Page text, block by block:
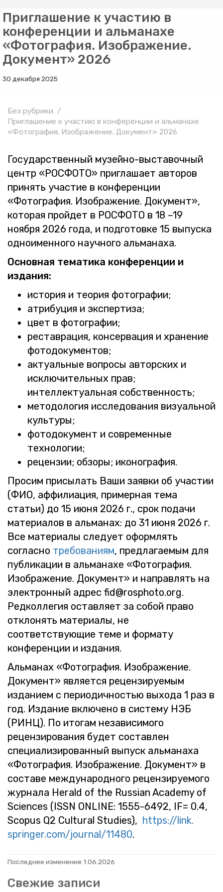
Приглашение к участию в
конференции и альманахе
«Фотография. Изображение.
Документ» 2026
30 декабря 2025
Без рубрики
Приглашение к участию в конференции и альманахе
«Фотография. Изображение. Документ» 2026
Го­су­дар­ствен­ный му­зей­но-вы­ста­воч­ный
центр «РОС­ФО­ТО» при­гла­ша­ет ав­то­ров
при­нять уча­стие в кон­фе­рен­ции
«Фо­то­гра­фия. Изоб­ра­же­ние. До­ку­мент»,
ко­то­рая прой­дет в РОС­ФО­ТО в 18 –19
но­яб­ря 2026 года, и под­го­тов­ке 15 вы­пус­ка
од­но­имен­но­го на­уч­но­го аль­ма­на­ха.
Ос­нов­ная те­ма­ти­ка кон­фе­рен­ции и
из­да­ния:
ис­то­рия и тео­рия фо­то­гра­фии;
ат­ри­бу­ция и экс­пер­ти­за;
цвет в фо­то­гра­фии;
ре­став­ра­ция, кон­сер­ва­ция и хра­не­ние
фо­то­до­ку­мен­тов;
ак­ту­аль­ные во­про­сы ав­тор­ских и
ис­клю­чи­тель­ных прав;
ин­тел­лек­ту­аль­ная соб­ствен­ность;
ме­то­до­ло­гия ис­сле­до­ва­ния ви­зу­аль­ной
куль­ту­ры;
фо­то­до­ку­мент и со­вре­мен­ные
тех­но­ло­гии;
ре­цен­зии; об­зо­ры; ико­но­гра­фия.
Про­сим при­сы­лать Ваши за­яв­ки об уча­стии
(ФИО, аф­фи­ли­а­ция, при­мер­ная тема
ста­тьи) до 15 июня 2026 г., срок по­да­чи
ма­те­ри­а­лов в аль­ма­нах: до 31 июня 2026 г.
Все ма­те­ри­а­лы сле­ду­ет оформ­лять
со­глас­но тре­бо­ва­ни­ям, пред­ла­га­е­мым для
пуб­ли­ка­ции в аль­ма­на­хе «Фо­то­гра­фия.
Изоб­ра­же­ние. До­ку­мент» и на­прав­лять на
элек­трон­ный адрес fid@​rosphoto.​org.
Ред­кол­ле­гия остав­ля­ет за собой право
от­кло­нять ма­те­ри­а­лы, не
со­от­вет­ству­ю­щие теме и фор­ма­ту
кон­фе­рен­ции и из­да­ния.
Аль­ма­нах «Фо­то­гра­фия. Изоб­ра­же­ние.
До­ку­мент» яв­ля­ет­ся ре­цен­зи­ру­е­мым
из­да­ни­ем с пе­ри­о­дич­но­стью вы­хо­да 1 раз в
год. Из­да­ние вклю­че­но в си­сте­му НЭБ
(РИНЦ). По ито­гам неза­ви­си­мо­го
ре­цен­зи­ро­ва­ния будет со­став­лен
спе­ци­а­ли­зи­ро­ван­ный вы­пуск аль­ма­на­ха
«Фо­то­гра­фия. Изоб­ра­же­ние. До­ку­мент» в
со­ста­ве меж­ду­на­род­но­го ре­цен­зи­ру­е­мо­го
жур­на­ла Herald of the Russian Academy of
Sciences (ISSN ONLINE: 1555-6492, IF= 0.4,
Scopus Q2 Cultural Studies), https://​link.​
springer.​com/​journal/​11480.
По­след­нее из­ме­не­ние 1.06.2026
Све­жие за­пи­си